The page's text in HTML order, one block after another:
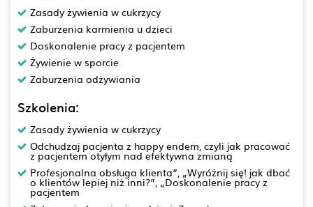
Zasady żywienia w cukrzycy
Zaburzenia karmienia u dzieci
Doskonalenie pracy z pacjentem
Żywienie w sporcie
Zaburzenia odżywiania
Szkolenia:
Zasady żywienia w cukrzycy
Odchudzaj pacjenta z happy endem, czyli jak pracować
z pacjentem otyłym nad efektywna zmianą
Profesjonalna obsługa klienta”, „Wyróżnij się! jak dbać
o klientów lepiej niż inni?”, „Doskonalenie pracy z
pacjentem